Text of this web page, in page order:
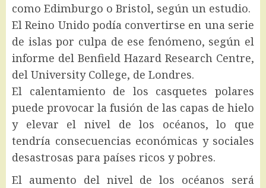
como Edimburgo o Bristol, según un estudio.
El Reino Unido podía convertirse en una serie
de islas por culpa de ese fenómeno, según el
informe del Benfield Hazard Research Centre,
del University College, de Londres.
El calentamiento de los casquetes polares
puede provocar la fusión de las capas de hielo
y elevar el nivel de los océanos, lo que
tendría consecuencias económicas y sociales
desastrosas para países ricos y pobres.
El aumento del nivel de los océanos será